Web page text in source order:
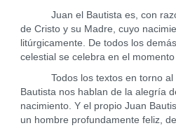
Juan el Bautista es, con
de Cristo y su Madre, cuyo
litúrgicamente. De todos los
celestial se celebra en el
Todos los textos en torno al
Bautista nos hablan de la alegría
nacimiento. Y el propio Juan
un hombre profundamente feliz,